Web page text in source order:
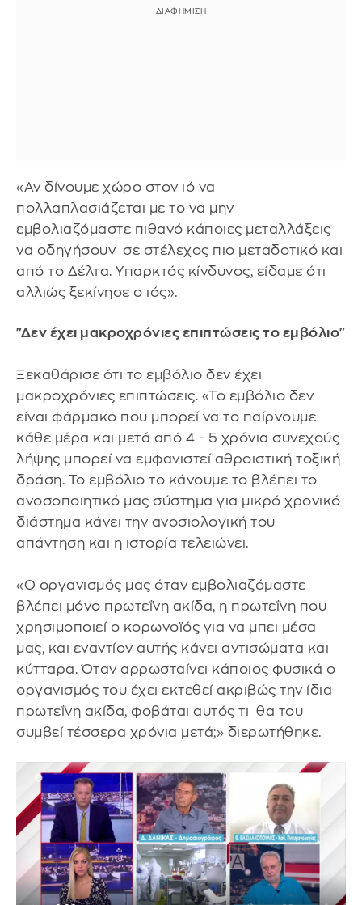
«Αν δίνουμε χώρο στον ιό να
πολλαπλασιάζεται με το να μην
εμβολιαζόμαστε πιθανό κάποιες μεταλλάξεις
να οδηγήσουν σε στέλεχος πιο μεταδοτικό και
από το Δέλτα. Υπαρκτός κίνδυνος, είδαμε ότι
αλλιώς ξεκίνησε ο ιός».
"Δεν έχει μακροχρόνιες επιπτώσεις το εμβόλιο"
Ξεκαθάρισε ότι το εμβόλιο δεν έχει
μακροχρόνιες επιπτώσεις. «Το εμβόλιο δεν
είναι φάρμακο που μπορεί να το παίρνουμε
κάθε μέρα και μετά από 4 - 5 χρόνια συνεχούς
λήψης μπορεί να εμφανιστεί αθροιστική τοξική
δράση. Το εμβόλιο το κάνουμε το βλέπει το
ανοσοποιητικό μας σύστημα για μικρό χρονικό
διάστημα κάνει την ανοσιολογική του
απάντηση και η ιστορία τελειώνει.
«Ο οργανισμός μας όταν εμβολιαζόμαστε
βλέπει μόνο πρωτεΐνη ακίδα, η πρωτεΐνη που
χρησιμοποιεί ο κορωνοϊός για να μπει μέσα
μας, και εναντίον αυτής κάνει αντισώματα και
κύτταρα. Όταν αρρωσταίνει κάποιος φυσικά ο
οργανισμός του έχει εκτεθεί ακριβώς την ίδια
πρωτεΐνη ακίδα, φοβάται αυτός τι θα του
συμβεί τέσσερα χρόνια μετά;» διερωτήθηκε.